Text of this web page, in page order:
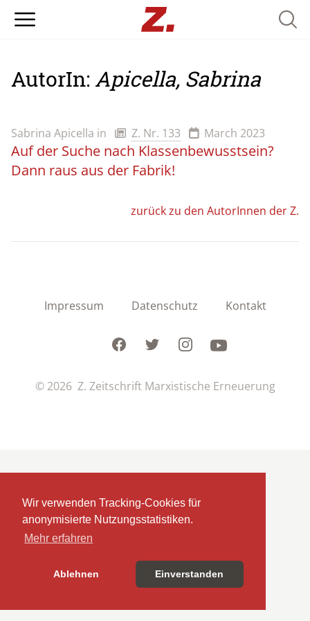
Wir verwenden Tracking-Cookies für
anonymisierte Nutzungsstatistiken.
Mehr erfahren
Ablehnen Einverstanden
AutorIn: Apicella, Sabrina
Sabrina Apicella in Z. Nr. 133 March 2023
Auf der Suche nach Klassenbewusstsein?
Dann raus aus der Fabrik!
zurück zu den AutorInnen der Z.
Impressum Datenschutz Kontakt
FacebookTwitterInstagramYoutube
© 2026 Z. Zeitschrift Marxistische Erneuerung